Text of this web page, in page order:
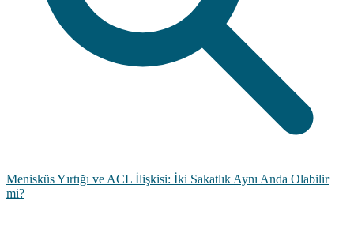
Menisküs Yırtığı ve ACL İlişkisi: İki Sakatlık Aynı Anda Olabilir
mi?